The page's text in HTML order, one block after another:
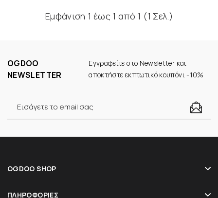
Εμφάνιση 1 έως 1 από 1 (1 Σελ.)
OGDOO
NEWSLETTER
Εγγραφείτε στο Newsletter και
αποκτήστε εκπτωτικό κουπόνι -10%
OGDOO SHOP
ΠΛΗΡΟΦΟΡΊΕΣ